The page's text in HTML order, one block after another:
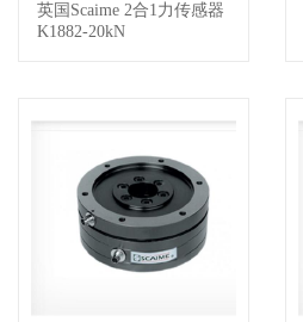
查看详情
英国Scaime 2合1力传感器
K1882-20kN